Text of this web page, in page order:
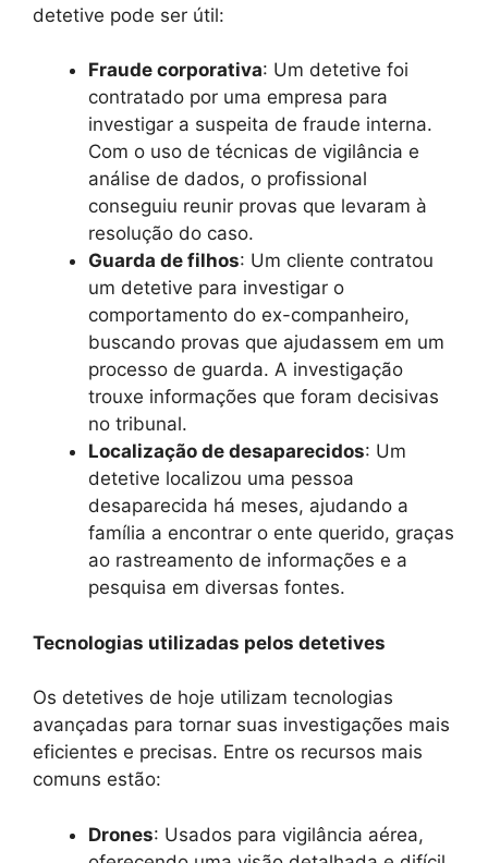
detetive pode ser útil:
Fraude corporativa: Um detetive foi
contratado por uma empresa para
investigar a suspeita de fraude interna.
Com o uso de técnicas de vigilância e
análise de dados, o profissional
conseguiu reunir provas que levaram à
resolução do caso.
Guarda de filhos: Um cliente contratou
um detetive para investigar o
comportamento do ex-companheiro,
buscando provas que ajudassem em um
processo de guarda. A investigação
trouxe informações que foram decisivas
no tribunal.
Localização de desaparecidos: Um
detetive localizou uma pessoa
desaparecida há meses, ajudando a
família a encontrar o ente querido, graças
ao rastreamento de informações e a
pesquisa em diversas fontes.
Tecnologias utilizadas pelos detetives
Os detetives de hoje utilizam tecnologias
avançadas para tornar suas investigações mais
eficientes e precisas. Entre os recursos mais
comuns estão:
Drones: Usados para vigilância aérea,